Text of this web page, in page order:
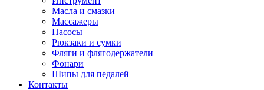
Масла и смазки
Массажеры
Насосы
Рюкзаки и сумки
Фляги и флягодержатели
Фонари
Шипы для педалей
Контакты